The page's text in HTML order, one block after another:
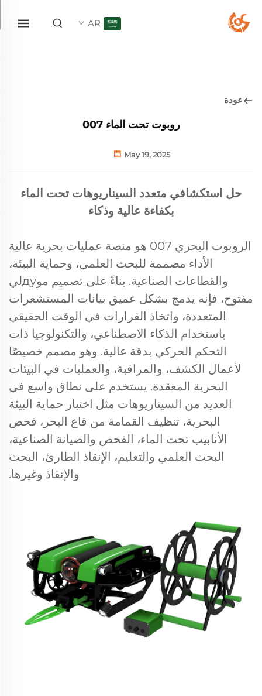
AR
عودة
روبوت تحت الماء 007
May 19, 2025
حل استكشافي متعدد السيناريوهات تحت الماء
بكفاءة عالية وذكاء
الروبوت البحري 007 هو منصة عمليات بحرية عالية
الأداء مصممة للبحث العلمي، وحماية البيئة،
والقطاعات الصناعية. بناءً على تصميم موдуلي
مفتوح، فإنه يدمج بشكل عميق بيانات المستشعرات
المتعددة، واتخاذ القرارات في الوقت الحقيقي
باستخدام الذكاء الاصطناعي، والتكنولوجيا ذات
التحكم الحركي بدقة عالية. وهو مصمم خصيصًا
لأعمال الكشف، والمراقبة، والعمليات في البيئات
البحرية المعقدة. يستخدم على نطاق واسع في
العديد من السيناريوهات مثل اختبار حماية البيئة
البحرية، تنظيف القمامة من قاع البحر، فحص
الأنابيب تحت الماء، الفحص والصيانة الصناعية،
البحث العلمي والتعليم، الإنقاذ الطارئ، البحث
والإنقاذ وغيرها.